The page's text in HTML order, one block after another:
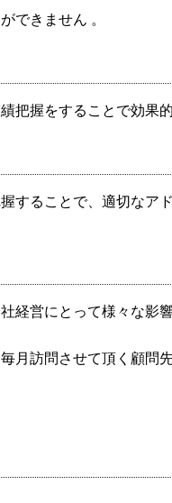
できません 。
把握をすることで効果
することで、適切なア
経営にとって様々な影
月訪問させて頂く顧問